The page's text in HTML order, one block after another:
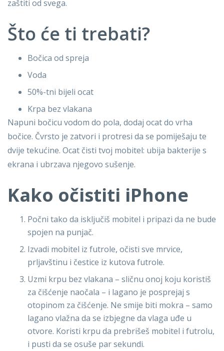
zaštiti od svega.
Što će ti trebati?
Bočica od spreja
Voda
50%-tni bijeli ocat
Krpa bez vlakana
Napuni bočicu vodom do pola, dodaj ocat do vrha
bočice. Čvrsto je zatvori i protresi da se pomiješaju te
dvije tekućine. Ocat čisti tvoj mobitel: ubija bakterije s
ekrana i ubrzava njegovo sušenje.
Kako očistiti iPhone
Počni tako da isključiš mobitel i pripazi da ne bude
spojen na punjač.
Izvadi mobitel iz futrole, očisti sve mrvice,
prljavštinu i čestice iz kutova futrole.
Uzmi krpu bez vlakana – sličnu onoj koju koristiš
za čišćenje naočala – i lagano je posprejaj s
otopinom za čišćenje. Ne smije biti mokra – samo
lagano vlažna da se izbjegne da vlaga uđe u
otvore. Koristi krpu da prebrišeš mobitel i futrolu,
i pusti da se osuše par sekundi.